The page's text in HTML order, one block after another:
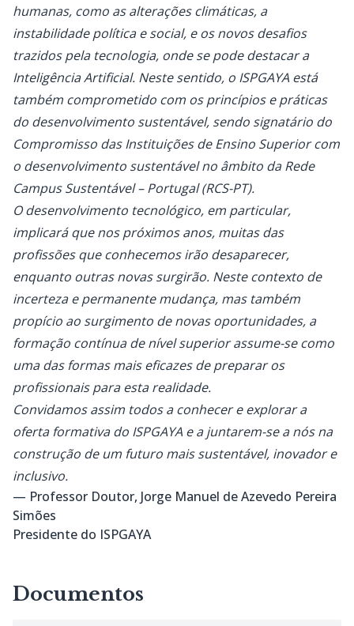
humanas, como as alterações climáticas, a
instabilidade política e social, e os novos desafios
trazidos pela tecnologia, onde se pode destacar a
Inteligência Artificial. Neste sentido, o ISPGAYA está
também comprometido com os princípios e práticas
do desenvolvimento sustentável, sendo signatário do
Compromisso das Instituições de Ensino Superior com
o desenvolvimento sustentável no âmbito da Rede
Campus Sustentável – Portugal (RCS-PT).
O desenvolvimento tecnológico, em particular,
implicará que nos próximos anos, muitas das
profissões que conhecemos irão desaparecer,
enquanto outras novas surgirão. Neste contexto de
incerteza e permanente mudança, mas também
propício ao surgimento de novas oportunidades, a
formação contínua de nível superior assume-se como
uma das formas mais eficazes de preparar os
profissionais para esta realidade.
Convidamos assim todos a conhecer e explorar a
oferta formativa do ISPGAYA e a juntarem-se a nós na
construção de um futuro mais sustentável, inovador e
inclusivo.
— Professor Doutor, Jorge Manuel de Azevedo Pereira
Simões
Presidente do ISPGAYA
Documentos